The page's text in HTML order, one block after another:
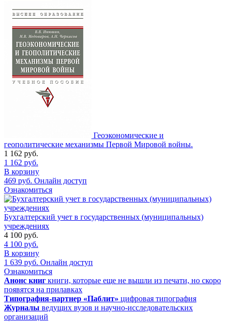
Геоэкономические и
геополитические механизмы Первой Мировой войны.
1 162 руб.
1 162 руб.
В корзину
469 руб. Онлайн доступ
Ознакомиться
Бухгалтерский учет в государственных (муниципальных)
учреждениях
4 100 руб.
4 100 руб.
В корзину
1 639 руб. Онлайн доступ
Ознакомиться
Анонс книг книги, которые еще не вышли из печати, но скоро
появятся на прилавках
Типография-партнер «Паблит» цифровая типография
Журналы ведущих вузов и научно-исследовательских
организаций